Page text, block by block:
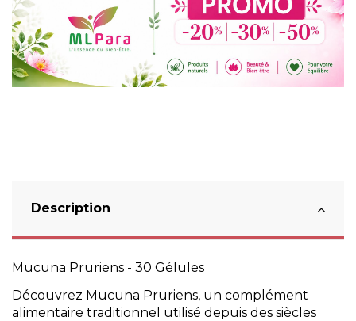
Description
Mucuna Pruriens - 30 Gélules
Découvrez Mucuna Pruriens, un complément
alimentaire traditionnel utilisé depuis des siècles